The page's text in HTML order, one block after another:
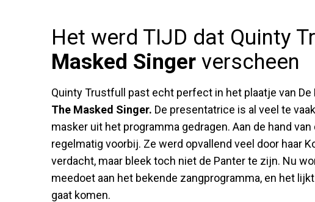
Het werd TIJD dat Quinty
Masked Singer verscheen
Quinty Trustfull past echt perfect in het plaatje van De
The Masked Singer. De presentatrice is al veel te
masker uit het programma gedragen. Aan de hand
regelmatig voorbij. Ze werd opvallend veel door haar
verdacht, maar bleek toch niet de Panter te zijn. Nu
meedoet aan het bekende zangprogramma, en het
gaat komen.